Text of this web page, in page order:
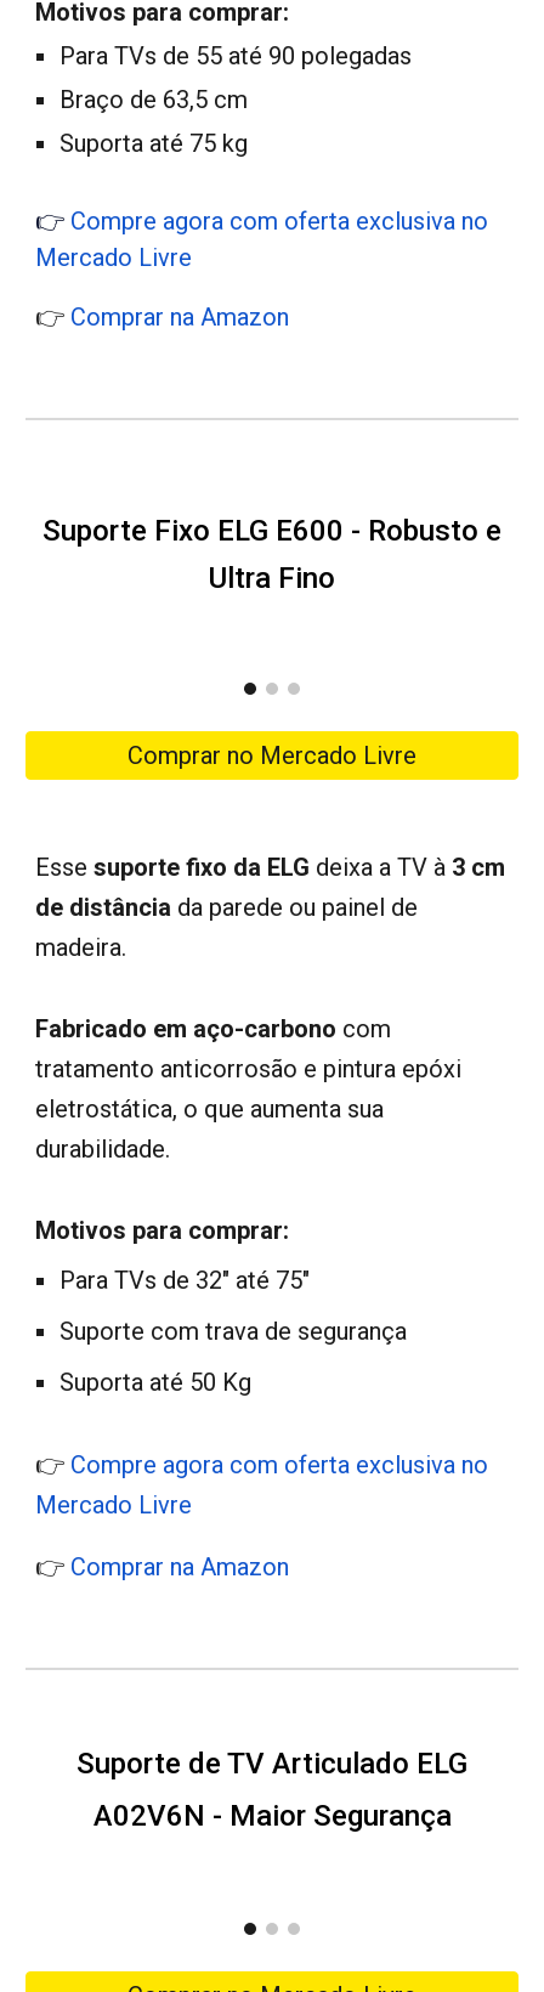
Motivos para comprar:
Para TVs de 55 até 90 polegadas
Braço de 63,5 cm
Suporta até 75 kg
👉 Compre agora com oferta exclusiva no
Mercado Livre
👉 Comprar na Amazon
Suporte Fixo ELG E600 - Robusto e
Ultra Fino
Comprar no Mercado Livre
Essesuporte fixo da ELG deixa a TV à 3 cm
de distância da parede ou painel de
madeira.
Fabricado em aço-carbono com
tratamento anticorrosão e pintura epóxi
eletrostática, o que aumenta sua
durabilidade.
Motivos para comprar:
Para TVs de 32" até 75"
Suporte com trava de segurança
Suporta até 50 Kg
👉 Compre agora com oferta exclusiva no
Mercado Livre
👉 Comprar na Amazon
Suporte de TV Articulado ELG
A02V6N - Maior Segurança